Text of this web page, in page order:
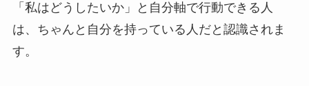
「私はどうしたいか」と自分軸で行動できる人
は、ちゃんと自分を持っている人だと認識されま
す。